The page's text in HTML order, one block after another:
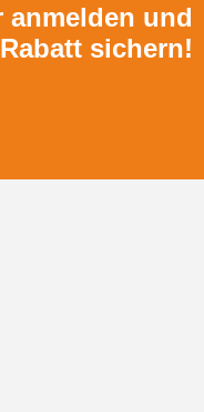
anmelden und
sichern!